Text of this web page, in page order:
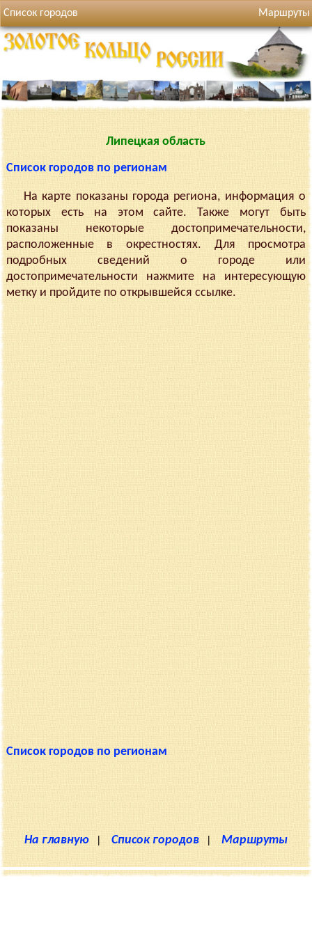
Список городов Маршруты
Липецкая область
Список городов по регионам
На карте показаны города региона, информация о
которых есть на этом сайте. Также могут быть
показаны некоторые достопримечательности,
расположенные в окрестностях. Для просмотра
подробных сведений о городе или
достопримечательности нажмите на интересующую
метку и пройдите по открывшейся ссылке.
Список городов по регионам
На главную | Список городов| Маршруты